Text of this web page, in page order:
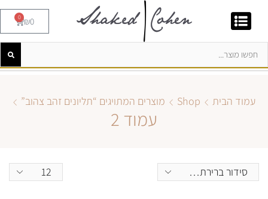
₪0
0
עמוד הבית Shop מוצרים המתויגים “תליונים זהב צהוב”
עמוד 2